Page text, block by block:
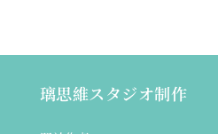
璃思維スタジオ制作